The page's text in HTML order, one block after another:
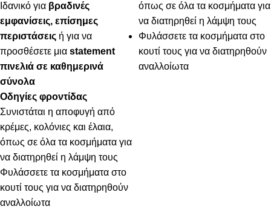
Ιδανικό για βραδινές
εμφανίσεις, επίσημες
περιστάσεις ή για να
προσθέσετε μια statement
πινελιά σε καθημερινά
σύνολα
Οδηγίες φροντίδας
Συνιστάται η αποφυγή από
κρέμες, κολόνιες και έλαια,
όπως σε όλα τα κοσμήματα για
να διατηρηθεί η λάμψη τους
Φυλάσσετε τα κοσμήματα στο
κουτί τους για να διατηρηθούν
αναλλοίωτα
όπως σε όλα τα κοσμήματα για
να διατηρηθεί η λάμψη τους
Φυλάσσετε τα κοσμήματα στο
κουτί τους για να διατηρηθούν
αναλλοίωτα